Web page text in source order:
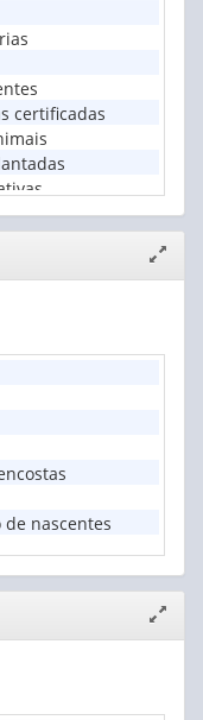
certificadas
janela
nascentes
janela